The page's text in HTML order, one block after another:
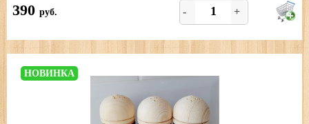
390 руб. - +
НОВИНКА